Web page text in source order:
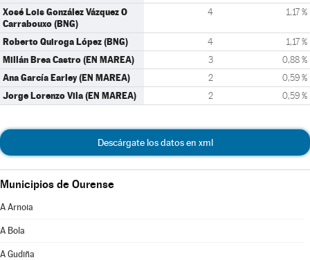
Xosé Lois González Vázquez O
Carrabouxo (BNG)
4 1,17 %
Roberto Quiroga López (BNG) 4 1,17 %
Millán Brea Castro (EN MAREA) 3 0,88 %
Ana García Earley (EN MAREA) 2 0,59 %
Jorge Lorenzo Vila (EN MAREA) 2 0,59 %
Descárgate los datos en xml
Municipios de Ourense
A Arnoia
A Bola
A Gudiña